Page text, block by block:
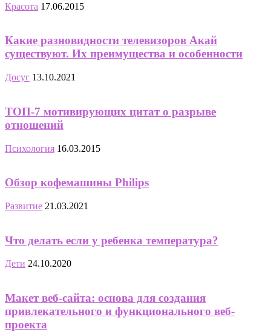
Красота 17.06.2015
Какие разновидности телевизоров Акай
существуют. Их преимущества и особенности
Досуг 13.10.2021
ТОП-7 мотивирующих цитат о разрыве
отношений
Психология 16.03.2015
Обзор кофемашины Philips
Развитие 21.03.2021
Что делать если у ребенка температура?
Дети 24.10.2020
Макет веб-сайта: основа для создания
привлекательного и функционального веб-
проекта